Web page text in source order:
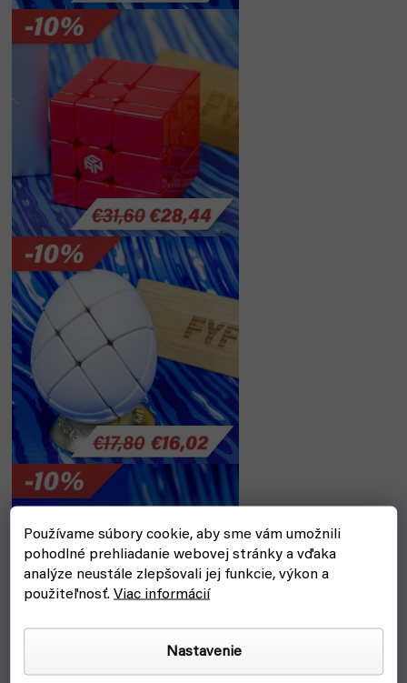
Používame súbory cookie, aby sme vám umožnili
pohodlné prehliadanie webovej stránky a vďaka
analýze neustále zlepšovali jej funkcie, výkon a
použiteľnosť.Viac informácií
Nastavenie